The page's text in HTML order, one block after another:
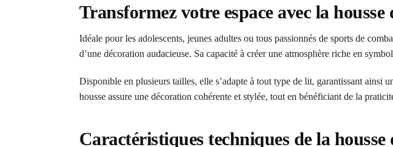
Transformez votre espace avec la
Idéale pour les adolescents, jeunes adultes ou tous passionnés de sports de
d’une décoration audacieuse. Sa capacité à créer une atmosphère riche en
Disponible en plusieurs tailles, elle s’adapte à tout type de lit, garantissant ainsi
housse assure une décoration cohérente et stylée, tout en bénéficiant de la
Caractéristiques techniques de la